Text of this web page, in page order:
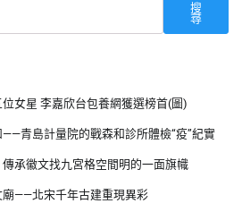
搜
尋
女星 李嘉欣台包養網獲選榜首(圖)
青島計量院的戰森和診所體檢“疫”紀實
傳承徽文找九宮格空間明的一面旗幟
廟——北宋千年古建重現異彩